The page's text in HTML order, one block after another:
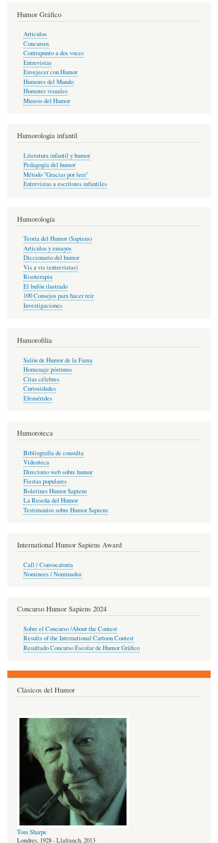
Humor Gráfico
Artículos
Concursos
Contrapunto a dos voces
Entrevistas
Envejecer con Humor
Humores del Mundo
Humores visuales
Museos del Humor
Humorología infantil
Literatura infantil y humor
Pedagogía del humor
Método "Gracias por leer"
Entrevistas a escritores infantiles
Humorología
Teoría del Humor (Sapiens)
Artículos y ensayos
Diccionario del humor
Vis a vis (entrevistas)
Risoterapia
El bufón ilustrado
100 Consejos para hacer reír
Investigaciones
Humorofilia
Salón de Humor de la Fama
Homenaje póstumo
Citas célebres
Curiosidades
Efemérides
Humoroteca
Bibliografía de consulta
Videoteca
Directorio web sobre humor
Fiestas populares
Boletines Humor Sapiens
La Reseña del Humor
Testimonios sobre Humor Sapiens
International Humor Sapiens Award
Call / Convocatoria
Nominees / Nominados
Concurso Humor Sapiens 2024
Sobre el Concurso /About the Contest
Results of the International Cartoon Contest
Resultado Concurso Escolar de Humor Gráfico
Clásicos del Humor
Tom Sharpe
Londres, 1928 - Llafranch, 2013